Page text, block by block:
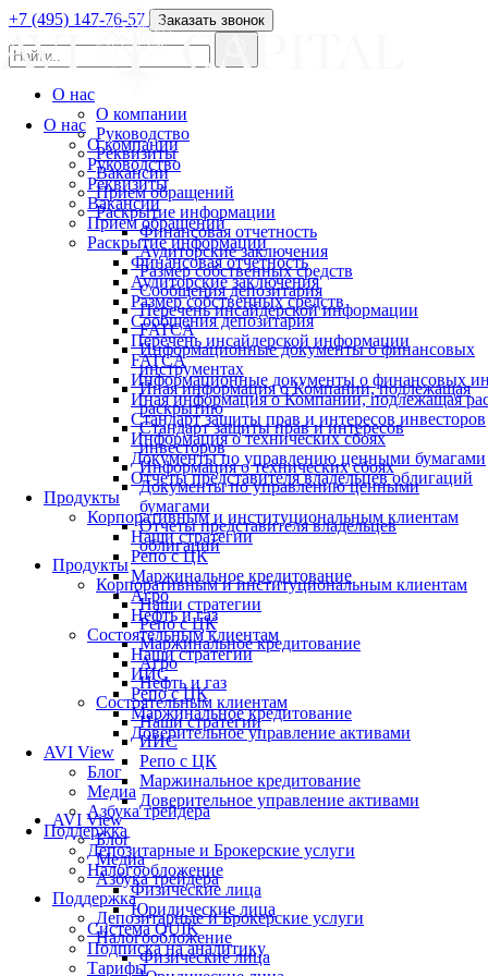
О нас
О компании
Руководство
Реквизиты
Вакансии
Прием обращений
Раскрытие информации
Финансовая отчетность
Аудиторские заключения
Размер собственных средств
Сообщения депозитария
Перечень инсайдерской информации
FATCA
Информационные документы о финансовых
Иная информация о Компании, подлежащая
Стандарт защиты прав и интересов инвесторов
Информация о технических сбоях
Документы по управлению ценными бумагами
Отчеты представителя владельцев облигаций
Продукты
Корпоративным и институциональным клиентам
Наши стратегии
Репо с ЦК
Маржинальное кредитование
Агро
Нефть и газ
Состоятельным клиентам
Наши стратегии
ИИС
Репо с ЦК
Маржинальное кредитование
Доверительное управление активами
AVI View
Блог
Медиа
Азбука трейдера
Поддержка
Депозитарные и Брокерские услуги
Налогообложение
Физические лица
Юридические лица
Система QUIK
Подписка на аналитику
Тарифы
+7 (495) 147-76-57 Заказать звонок
О нас
О компании
Руководство
Реквизиты
Вакансии
Прием обращений
Раскрытие информации
Финансовая отчетность
Аудиторские заключения
Размер собственных средств
Сообщения депозитария
Перечень инсайдерской информации
FATCA
Информационные документы о финансовых
инструментах
Иная информация о Компании, подлежащая
раскрытию
Стандарт защиты прав и интересов
инвесторов
Информация о технических сбоях
Документы по управлению ценными
бумагами
Отчеты представителя владельцев
облигаций
Продукты
Корпоративным и институциональным клиентам
Наши стратегии
Репо с ЦК
Маржинальное кредитование
Агро
Нефть и газ
Состоятельным клиентам
Наши стратегии
ИИС
Репо с ЦК
Маржинальное кредитование
Доверительное управление активами
AVI View
Блог
Медиа
Азбука трейдера
Поддержка
Депозитарные и Брокерские услуги
Налогообложение
Физические лица